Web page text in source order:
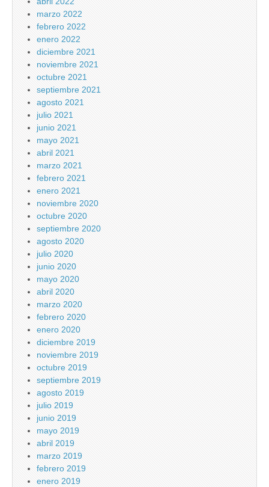
marzo 2022
febrero 2022
enero 2022
diciembre 2021
noviembre 2021
octubre 2021
septiembre 2021
agosto 2021
julio 2021
junio 2021
mayo 2021
abril 2021
marzo 2021
febrero 2021
enero 2021
noviembre 2020
octubre 2020
septiembre 2020
agosto 2020
julio 2020
junio 2020
mayo 2020
abril 2020
marzo 2020
febrero 2020
enero 2020
diciembre 2019
noviembre 2019
octubre 2019
septiembre 2019
agosto 2019
julio 2019
junio 2019
mayo 2019
abril 2019
marzo 2019
febrero 2019
enero 2019